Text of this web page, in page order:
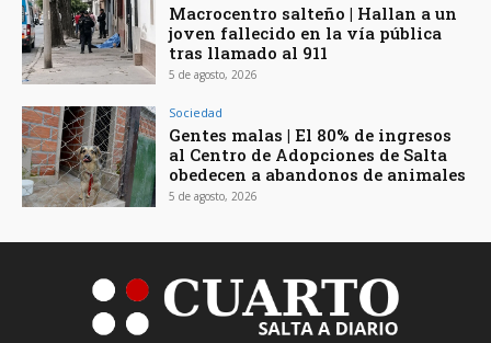
Macrocentro salteño | Hallan a un
joven fallecido en la vía pública
tras llamado al 911
5 de agosto, 2026
Sociedad
Gentes malas | El 80% de ingresos
al Centro de Adopciones de Salta
obedecen a abandonos de animales
5 de agosto, 2026